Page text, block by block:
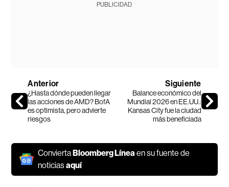
PUBLICIDAD
Anterior
¿Hasta dónde pueden llegar
las acciones de AMD? BofA
es optimista, pero advierte
riesgos
Siguiente
Balance económico del
Mundial 2026 en EE.UU.:
Kansas City fue la ciudad
más beneficiada
ConviertaBloomberg Línea en su fuente de
noticiasaquí